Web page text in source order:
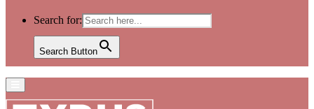
Search for:
Search Button
Menu